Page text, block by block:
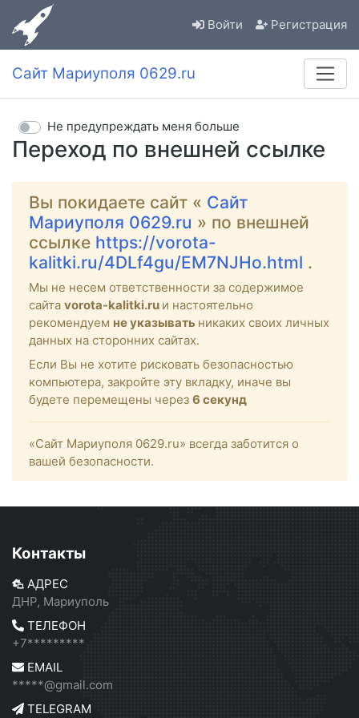
Войти Регистрация
Сайт Мариуполя 0629.ru
Переход по внешней ссылке
Не предупреждать меня больше
Вы покидаете сайт « Сайт
Мариуполя 0629.ru » по внешней
ссылке https://vorota-
kalitki.ru/4DLf4gu/EM7NJHo.html .
Мы не несем ответственности за содержимое
сайта vorota-kalitki.ru и настоятельно
рекомендуем не указывать никаких своих личных
данных на сторонних сайтах.
Если Вы не хотите рисковать безопасностью
компьютера, закройте эту вкладку, иначе вы
будете перемещены через 6 секунд
«Сайт Мариуполя 0629.ru» всегда заботится о
вашей безопасности.
Контакты
АДРЕС
ДНР, Мариуполь
ТЕЛЕФОН
+7*********
EMAIL
*****@gmail.com
TELEGRAM